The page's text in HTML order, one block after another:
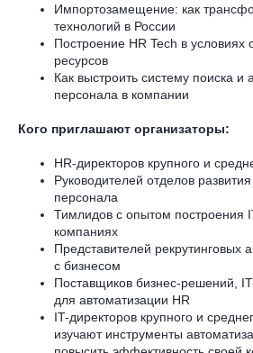
Импортозамещение: как
технологий в России
Построение HR Tech в условиях
ресурсов
Как выстроить систему поиска и
персонала в компании
Кого приглашают организаторы:
HR-директоров крупного и
Руководителей отделов
персонала
Тимлидов с опытом построения
компаниях
Представителей рекрутинговых
с бизнесом
Поставщиков бизнес-решений,
для автоматизации HR
IT-директоров крупного и
изучают инструменты